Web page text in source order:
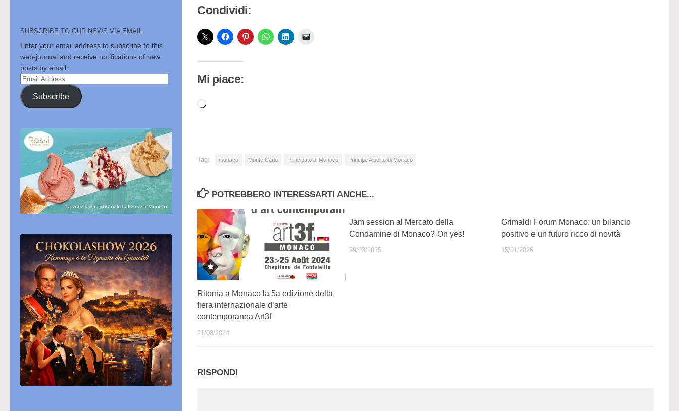
Condividi:
Mi piace:
Caricamento
Tag: monaco Monte Carlo Principato di Monaco Principe Alberto di Monaco
POTREBBERO INTERESSARTI ANCHE...
Ritorna a Monaco la 5a edizione della
fiera internazionale d’arte
contemporanea Art3f
21/08/2024
Jam session al Mercato della
Condamine di Monaco? Oh yes!
29/03/2025
Grimaldi Forum Monaco: un bilancio
positivo e un futuro ricco di novità
15/01/2026
RISPONDI
SUBSCRIBE TO OUR NEWS VIA EMAIL
Enter your email address to subscribe to this
web-journal and receive notifications of new
posts by email.
Email
Address
Subscribe